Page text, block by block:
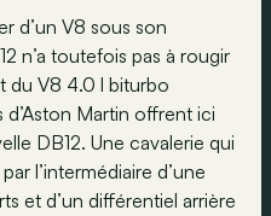
d’un V8 sous son
n’a toutefois pas à rougir
du V8 4.0 l biturbo
d’Aston Martin offrent ici
DB12. Une cavalerie qui
l’intermédiaire d’une
et d’un différentiel arrière